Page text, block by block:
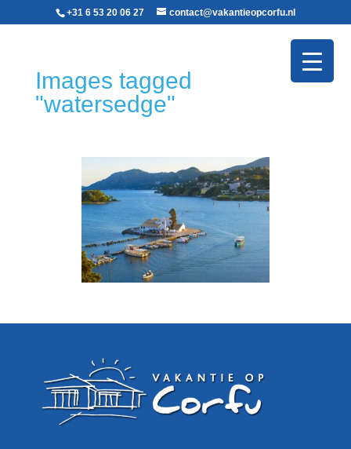
+31 6 53 20 06 27‬ contact@vakantieopcorfu.nl
Images tagged
"watersedge"